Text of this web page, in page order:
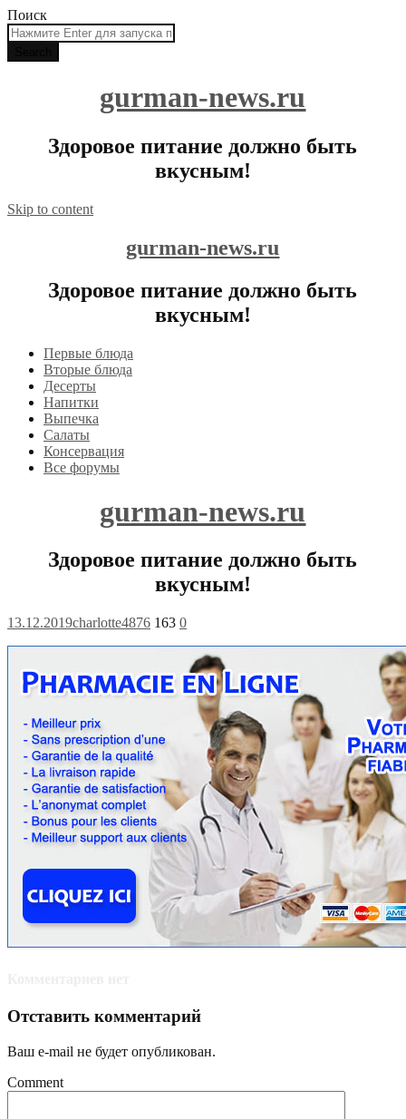
Поиск
gurman-news.ru
Здоровое питание должно быть
вкусным!
Skip to content
gurman-news.ru
Здоровое питание должно быть
вкусным!
Первые блюда
Вторые блюда
Десерты
Напитки
Выпечка
Салаты
Консервация
Все форумы
gurman-news.ru
Здоровое питание должно быть
вкусным!
13.12.2019charlotte4876 163 0
Отставить комментарий
Ваш e-mail не будет опубликован.
Comment